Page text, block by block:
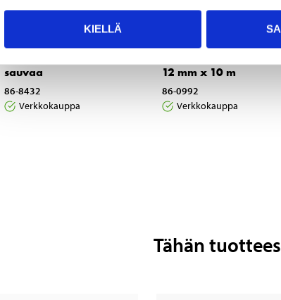
KIELLÄ
sauvaa
86-8432
Verkkokauppa
12 mm x 10 m
86-0992
Verkkokauppa
Tähän